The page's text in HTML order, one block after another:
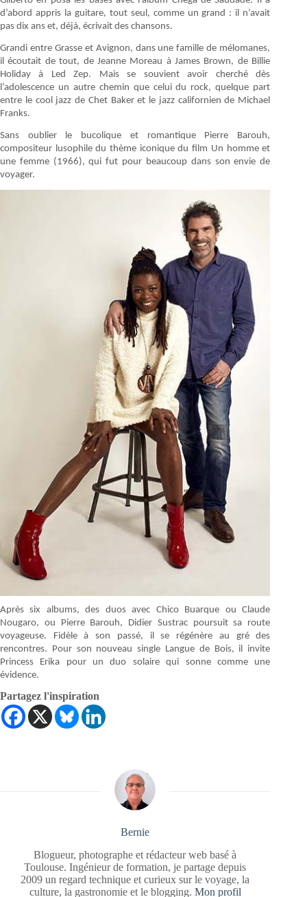
d’abord appris la guitare, tout seul, comme un grand : il n’avait
pas dix ans et, déjà, écrivait des chansons.
Grandi entre Grasse et Avignon, dans une famille de mélomanes,
il écoutait de tout, de Jeanne Moreau à James Brown, de Billie
Holiday à Led Zep. Mais se souvient avoir cherché dès
l’adolescence un autre chemin que celui du rock, quelque part
entre le cool jazz de Chet Baker et le jazz californien de Michael
Franks.
Sans oublier le bucolique et romantique Pierre Barouh,
compositeur lusophile du thème iconique du film Un homme et
une femme (1966), qui fut pour beaucoup dans son envie de
voyager.
Après six albums, des duos avec Chico Buarque ou Claude
Nougaro, ou Pierre Barouh, Didier Sustrac poursuit sa route
voyageuse. Fidèle à son passé, il se régénère au gré des
rencontres. Pour son nouveau single Langue de Bois, il invite
Princess Erika pour un duo solaire qui sonne comme une
évidence.
Partagez l'inspiration
Bernie
Blogueur, photographe et rédacteur web basé à
Toulouse. Ingénieur de formation, je partage depuis
2009 un regard technique et curieux sur le voyage, la
culture, la gastronomie et le blogging. Mon profil